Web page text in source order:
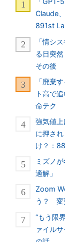
Claude
891st
「情シ
る日突
その後
「廃棄
ト高で
命テク
強気値
に押さ
け？：
ミズノ
適解」
Zoom
う？ 変
“もう限
ァイル